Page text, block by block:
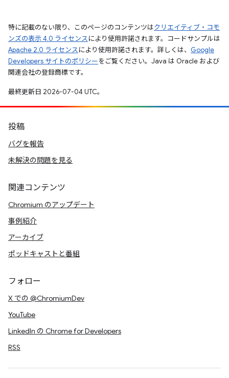
特に記載のない限り、このページのコンテンツはクリエイティブ・コモ
ンズの表示 4.0 ライセンスにより使用許諾されます。コードサンプルは
Apache 2.0 ライセンスにより使用許諾されます。詳しくは、 Google
Developers サイトのポリシーをご覧ください。Java は Oracle および
関連会社の登録商標です。
最終更新日 2026-07-04 UTC。
投稿
バグを報告
未解決の問題を見る
関連コンテンツ
Chromium のアップデート
事例紹介
アーカイブ
ポッドキャストと番組
フォロー
X での @ChromiumDev
YouTube
LinkedIn の Chrome for Developers
RSS